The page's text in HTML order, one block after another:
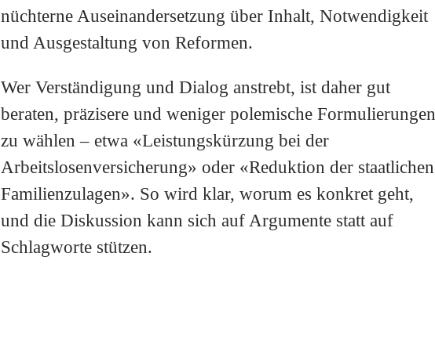
nüchterne Auseinandersetzung über Inhalt, Notwendigkeit
und Ausgestaltung von Reformen.
Wer Verständigung und Dialog anstrebt, ist daher gut
beraten, präzisere und weniger polemische Formulierungen
zu wählen – etwa «Leistungskürzung bei der
Arbeitslosenversicherung» oder «Reduktion der staatlichen
Familienzulagen». So wird klar, worum es konkret geht,
und die Diskussion kann sich auf Argumente statt auf
Schlagworte stützen.